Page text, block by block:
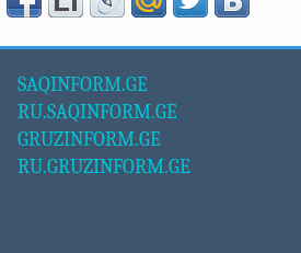
SAQINFORM.GE
RU.SAQINFORM.GE
GRUZINFORM.GE
RU.GRUZINFORM.GE